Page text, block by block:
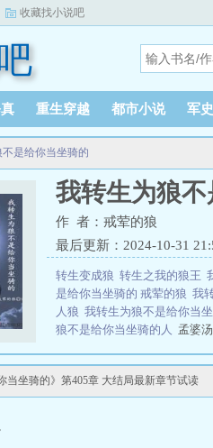
收藏找小说吧
重生穿越 都市小说 军
是给你当坐骑的
我转生为狼
作 者：戒荤的狼
最后更新：2024-10-31
转生变成狼 转生之我的狼王
是给你当坐骑的 戒荤的狼 我
人狼 我转生为狼不是给你当
狼不是给你当坐骑的人 孟婆
雪摸着微微隆起的肚皮打断了
当坐骑的》第405章 大结局最新章节试读